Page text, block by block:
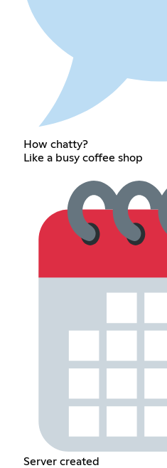
How chatty?
Like a busy coffee shop
Server created